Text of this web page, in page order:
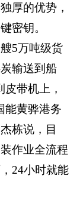
厚的优势，
密钥。
5万吨级货
输送到船
带机上，
能黄骅港务
栋说，目
作业全流程
24小时就能